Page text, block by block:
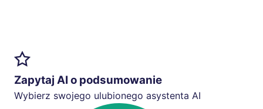
Zapytaj AI o podsumowanie
Wybierz swojego ulubionego asystenta AI